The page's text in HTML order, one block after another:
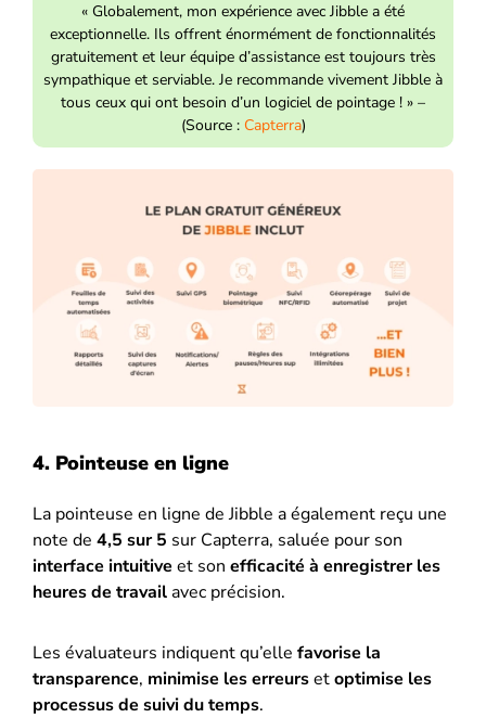
« Globalement, mon expérience avec Jibble a été
exceptionnelle. Ils offrent énormément de fonctionnalités
gratuitement et leur équipe d’assistance est toujours très
sympathique et serviable. Je recommande vivement Jibble à
tous ceux qui ont besoin d’un logiciel de pointage ! » –
(Source : Capterra)
4. Pointeuse en ligne
La pointeuse en ligne de Jibble a également reçu une
note de 4,5 sur 5 sur Capterra, saluée pour son
interface intuitive et son efficacité à enregistrer les
heures de travailavec précision.
Les évaluateurs indiquent qu’elle favorise la
transparence, minimise les erreursetoptimise les
processus de suivi du temps.